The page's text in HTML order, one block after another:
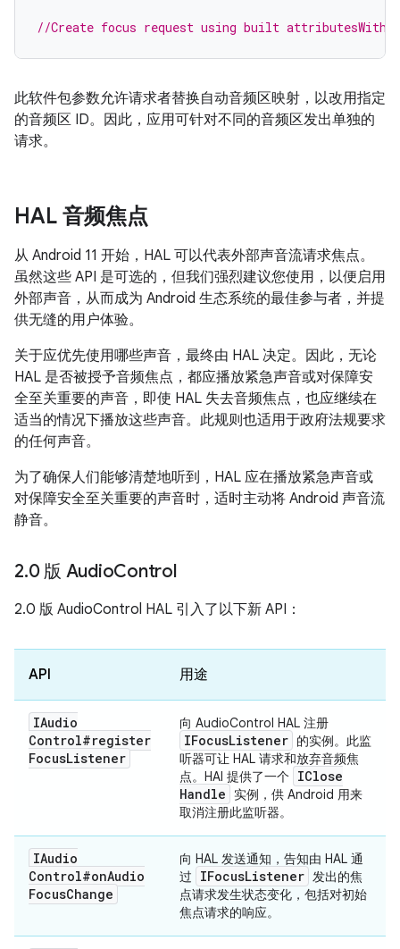
//Create focus request using built
此软件包参数允许请求者替换自动音频区映射，以改用指定
的音频区 ID。因此，应用可针对不同的音频区发出单独的
请求。
HAL 音频焦点
从 Android 11 开始，HAL 可以代表外部声音流请求焦点。
虽然这些 API 是可选的，但我们强烈建议您使用，以便启用
外部声音，从而成为 Android 生态系统的最佳参与者，并提
供无缝的用户体验。
关于应优先使用哪些声音，最终由 HAL 决定。因此，无论
HAL 是否被授予音频焦点，都应播放紧急声音或对保障安
全至关重要的声音，即使 HAL 失去音频焦点，也应继续在
适当的情况下播放这些声音。此规则也适用于政府法规要求
的任何声音。
为了确保人们能够清楚地听到，HAL 应在播放紧急声音或
对保障安全至关重要的声音时，适时主动将 Android 声音流
静音。
2.0 版 AudioControl
2.0 版 AudioControl HAL 引入了以下新 API：
API 用途
IAudio
Control#register
FocusListener
向 AudioControl HAL 注册
IFocusListener 的实例。此监
听器可让 HAL 请求和放弃音频焦
点。HAl 提供了一个 IClose
Handle
实例，供 Android 用来
取消注册此监听器。
IAudio
Control#onAudio
FocusChange
向 HAL 发送通知，告知由 HAL 通
过
IFocusListener 发出的焦
点请求发生状态变化，包括对初始
焦点请求的响应。